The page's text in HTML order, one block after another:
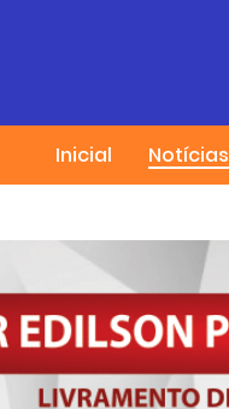
Inicial Notícias